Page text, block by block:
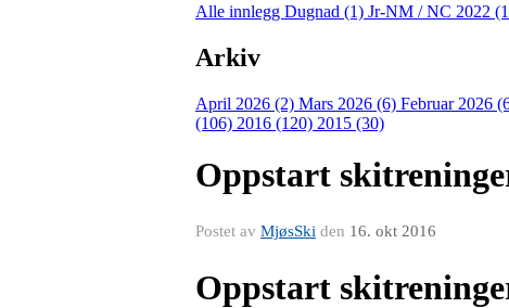
Alle innlegg Dugnad (1) Jr-NM / NC 2022
Arkiv
April 2026 (2) Mars 2026 (6) Februar 2026
(106) 2016 (120) 2015 (30)
Oppstart
Postet av MjøsSki den 16. okt 2016
Oppstart